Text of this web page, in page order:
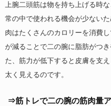
上腕二頭筋は物を持ち上げる時
常の中で使われる機会が少ない
肉はたくさんのカロリーを消費
が減ることで二の腕に脂肪がつ
た、筋力が低下すると皮膚を支
太く見えるのです。
⇒筋トレで二の腕の筋肉量